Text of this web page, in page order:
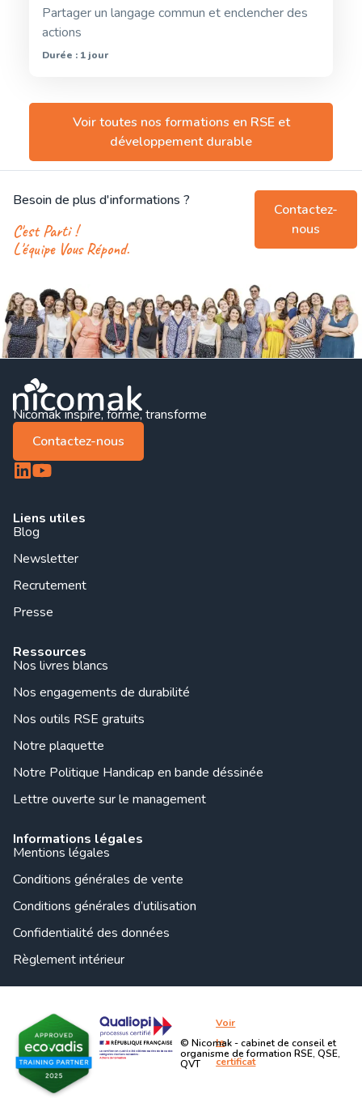
Partager un langage commun et enclencher des
actions
Durée : 1 jour
Voir toutes nos formations en RSE et
développement durable
Besoin de plus d'informations ?
C'est Parti !
L'équipe Vous Répond.
Contactez-
nous
Nicomak inspire, forme, transforme
Contactez-nous
Liens utiles
Blog
Newsletter
Recrutement
Presse
Ressources
Nos livres blancs
Nos engagements de durabilité
Nos outils RSE gratuits
Notre plaquette
Notre Politique Handicap en bande déssinée
Lettre ouverte sur le management
Informations légales
Mentions légales
Conditions générales de vente
Conditions générales d’utilisation
Confidentialité des données
Règlement intérieur
Voir
le
certificat
© Nicomak - cabinet de conseil et
organisme de formation RSE, QSE,
QVT